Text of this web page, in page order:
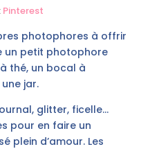
Pinterest
photophores à offrir
un petit photophore
thé, un bocal à
jar.
glitter, ficelle…
pour en faire un
plein d’amour. Les